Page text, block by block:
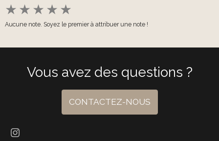
★ ★ ★ ★ ★
Aucune note. Soyez le premier à attribuer une note !
Vous avez des questions ?
CONTACTEZ-NOUS